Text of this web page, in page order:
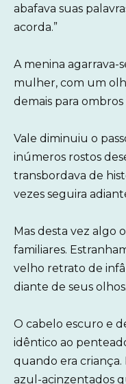
abafava suas
acorda.”
A menina agarrava-
mulher, com um
demais para
Vale diminuiu o
inúmeros rostos
transbordava de
vezes seguira
Mas desta vez algo
familiares.
velho retrato de
diante de seus olhos.
O cabelo escuro e
idêntico ao
quando era criança.
azul-acinzentados